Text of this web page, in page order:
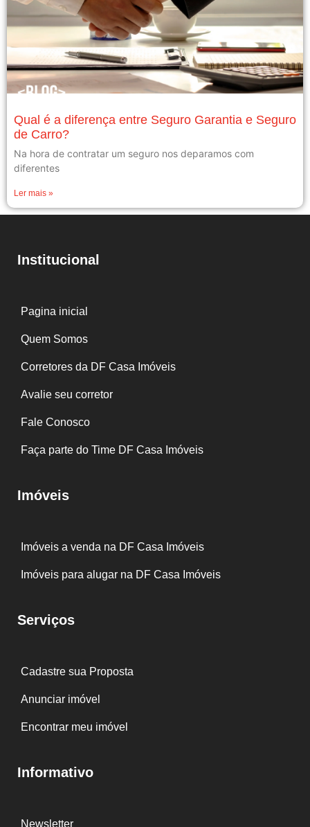
Qual é a diferença entre Seguro Garantia e Seguro
de Carro?
Na hora de contratar um seguro nos deparamos com
diferentes
Ler mais »
Institucional
Pagina inicial
Quem Somos
Corretores da DF Casa Imóveis
Avalie seu corretor
Fale Conosco
Faça parte do Time DF Casa Imóveis
Imóveis
Imóveis a venda na DF Casa Imóveis
Imóveis para alugar na DF Casa Imóveis
Serviços
Cadastre sua Proposta
Anunciar imóvel
Encontrar meu imóvel
Informativo
Newsletter